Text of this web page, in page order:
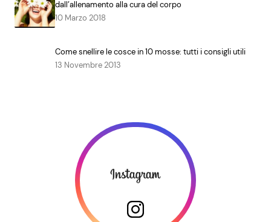
dall’allenamento alla cura del corpo
10 Marzo 2018
Come snellire le cosce in 10 mosse: tutti i consigli utili
13 Novembre 2013